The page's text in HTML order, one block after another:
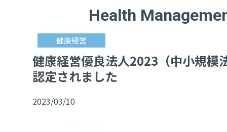
Health
健康経営
健康経営優良法人2023（中小規模
認定されました
2023/03/10